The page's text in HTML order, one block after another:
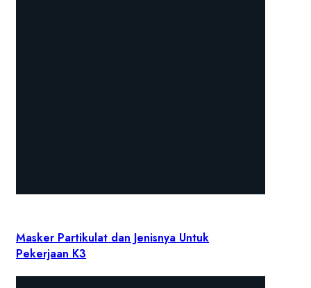
Masker Partikulat dan Jenisnya Untuk
Pekerjaan K3